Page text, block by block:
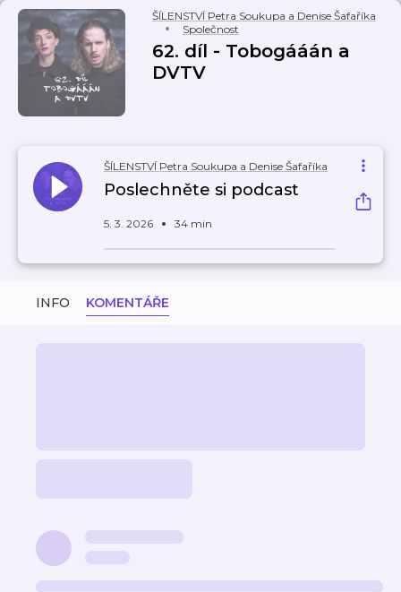
ŠÍLENSTVÍ Petra Soukupa a Denise Šafaříka
Společnost
62. díl - Tobogááán a
DVTV
ŠÍLENSTVÍ Petra Soukupa a Denise Šafaříka
Poslechněte si podcast
5. 3. 2026 34 min
INFO KOMENTÁŘE